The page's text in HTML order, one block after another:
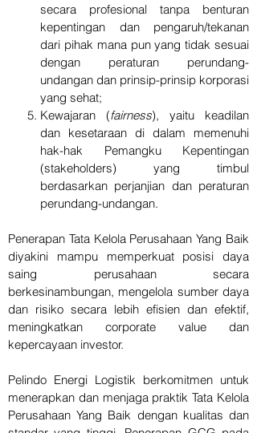
secara profesional tanpa benturan
kepentingan dan pengaruh/tekanan
dari pihak mana pun yang tidak sesuai
dengan peraturan perundang-
undangan dan prinsip-prinsip korporasi
yang sehat;
Kewajaran (fairness), yaitu keadilan
dan kesetaraan di dalam memenuhi
hak-hak Pemangku Kepentingan
(stakeholders) yang timbul
berdasarkan perjanjian dan peraturan
perundang-undangan.
Penerapan Tata Kelola Perusahaan Yang Baik
diyakini mampu memperkuat posisi daya
saing perusahaan secara
berkesinambungan, mengelola sumber daya
dan risiko secara lebih efisien dan efektif,
meningkatkan corporate value dan
kepercayaan investor.
Pelindo Energi Logistik berkomitmen untuk
menerapkan dan menjaga praktik Tata Kelola
Perusahaan Yang Baik dengan kualitas dan